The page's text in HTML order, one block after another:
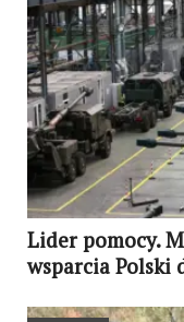
Lider pomocy.
wsparcia Polski